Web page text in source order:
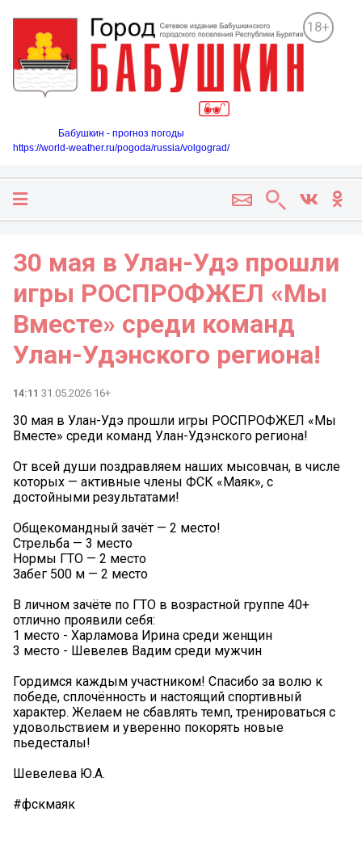
18+
Бабушкин - прогноз погоды
https://world-weather.ru/pogoda/russia/volgograd/
30 мая в Улан-Удэ прошли
игры РОСПРОФЖЕЛ «Мы
Вместе» среди команд
Улан-Удэнского региона!
14:11 31.05.2026 16+
30 мая в Улан-Удэ прошли игры РОСПРОФЖЕЛ «Мы
Вместе» среди команд Улан-Удэнского региона!
От всей души поздравляем наших мысовчан, в числе
которых — активные члены ФСК «Маяк», с
достойными результатами!
Общекомандный зачёт — 2 место!
Стрельба — 3 место
Нормы ГТО — 2 место
Забег 500 м — 2 место
В личном зачёте по ГТО в возрастной группе 40+
отлично проявили себя:
1 место - Харламова Ирина среди женщин
3 место - Шевелев Вадим среди мужчин
Гордимся каждым участником! Спасибо за волю к
победе, сплочённость и настоящий спортивный
характер. Желаем не сбавлять темп, тренироваться с
удовольствием и уверенно покорять новые
пьедесталы!
Шевелева Ю.А.
#фскмаяк